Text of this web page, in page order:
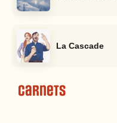
La Cascade
Carnets